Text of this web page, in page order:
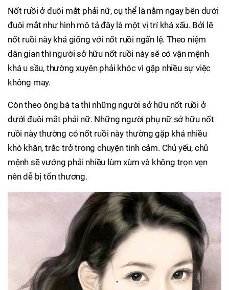
Nốt ruồi ở đuôi mắt phải nữ, cụ thể là nằm ngay bên dưới
đuôi mắt như hình mô tả đây là một vị trí khá xấu. Bởi lẽ
nốt ruồi này khá giống với nốt ruồi ngấn lệ. Theo niệm
dân gian thì người sở hữu nốt ruồi này sẽ có vận mệnh
khá u sầu, thường xuyên phải khóc vì gặp nhiều sự việc
không may.
Còn theo ông bà ta thì những người sở hữu nốt ruồi ở
dưới đuôi mắt phải nữ. Những người phụ nữ sở hữu nốt
ruồi này thường có nốt ruồi này thường gặp khá nhiều
khó khăn, trắc trở trong chuyện tình cảm. Chủ yếu, chủ
mệnh sẽ vướng phải nhiều lùm xùm và không trọn vẹn
nên dễ bị tổn thương.